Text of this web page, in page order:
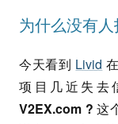
为什么没有
今天看到 Livid
项目几近失去
V2EX.com ?这